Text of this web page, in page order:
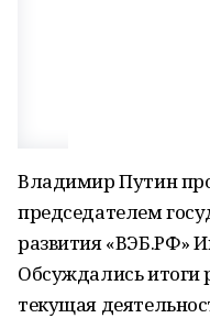
Владимир Путин
председателем
развития «ВЭБ.РФ»
Обсуждались итоги
текущая